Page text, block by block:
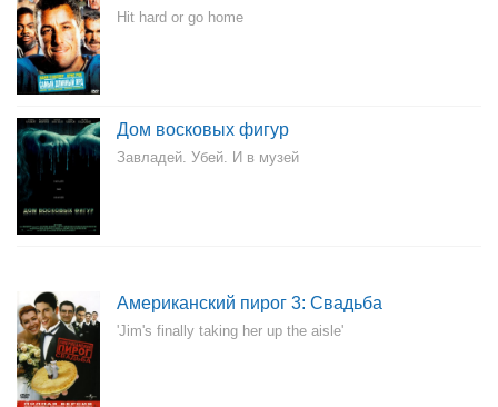
Hit hard or go home
Дом восковых фигур
Завладей. Убей. И в музей
Американский пирог 3: Свадьба
'Jim's finally taking her up the aisle'